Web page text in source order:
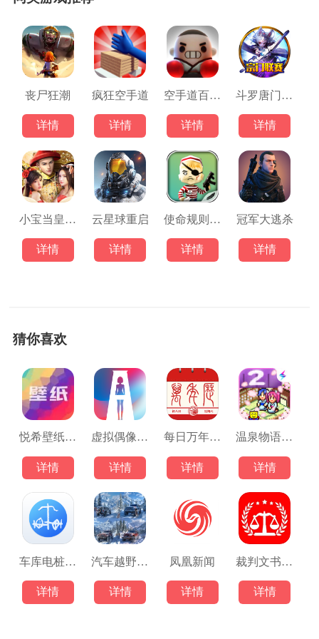
丧尸狂潮
详情
疯狂空手道
详情
空手道百分百
详情
斗罗唐门手游
详情
小宝当皇帝游戏
详情
云星球重启
详情
使命规则大逃杀
详情
冠军大逃杀
详情
猜你喜欢
悦希壁纸安卓版
详情
虚拟偶像定制
详情
每日万年历安卓版
详情
温泉物语2原版
详情
车库电桩充电
详情
汽车越野模拟器
详情
凤凰新闻
详情
裁判文书网上案例
详情